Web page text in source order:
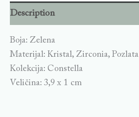
Description
Boja: Zelena
Materijal: Kristal, Zirconia, Pozlata
Kolekcija: Constella
Veličina: 3,9 x 1 cm